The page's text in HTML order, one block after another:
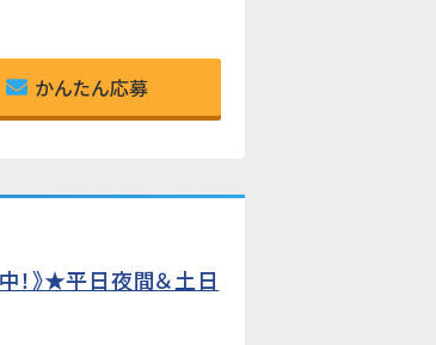
かんたん応募
！》★平日夜間＆土日